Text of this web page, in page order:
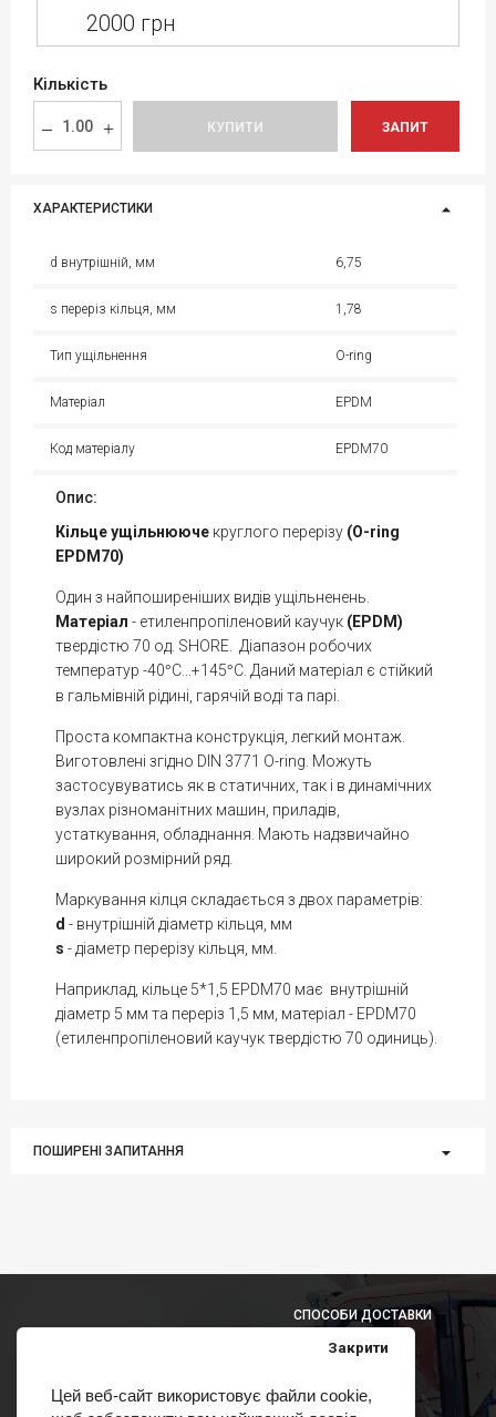
Цей веб-сайт використовує файли cookie,
Закрити
2000 грн
Кількість
КУПИТИ ЗАПИТ
ХАРАКТЕРИСТИКИ
d внутрішній, мм 6,75
s переріз кільця, мм 1,78
Тип ущільнення O-ring
Матеріал EPDM
Код матеріалу EPDM70
Опис:
Кільцеущільнююче круглого перерізу (O-ring
EPDM70)
Один з найпоширеніших видів ущільненень.
Матеріал - етиленпропіленовий каучук (EPDM)
твердістю 70 од. SHORE. Діапазон робочих
температур -40°С...+145°С. Даний матеріал є стійкий
в гальмівній рідині, гарячій воді та парі.
Проста компактна конструкція, легкий монтаж.
Виготовлені згідно DIN 3771 O-ring. Можуть
застосувуватись як в статичних, так і в динамічних
вузлах різноманітних машин, приладів,
устаткування, обладнання. Мають надзвичайно
широкий розмірний ряд.
Маркування кілця складається з двох параметрів:
d - внутрішній діаметр кільця, мм
s - діаметр перерізу кільця, мм.
Наприклад, кільце 5*1,5 EPDM70 має внутрішній
діаметр 5 мм та переріз 1,5 мм, матеріал - EPDM70
(етиленпропіленовий каучук твердістю 70 одиниць).
ПОШИРЕНІ ЗАПИТАННЯ
СПОСОБИ ДОСТАВКИ